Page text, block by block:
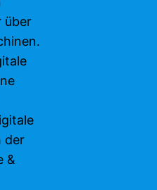
über
der
&